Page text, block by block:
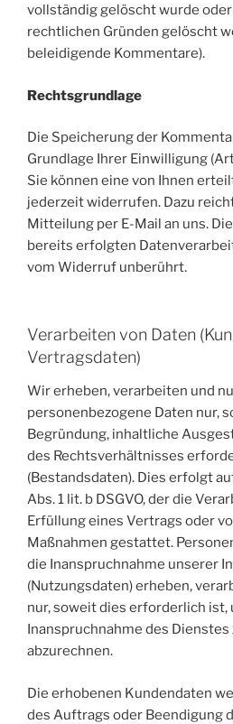
vollständig gelöscht wurde
rechtlichen Gründen gelöscht
beleidigende Kommentare).
Rechtsgrundlage
Die Speicherung der
Grundlage Ihrer Einwilligung
Sie können eine von Ihnen
jederzeit widerrufen. Dazu
Mitteilung per E-Mail an uns.
bereits erfolgten
vom Widerruf unberührt.
Verarbeiten von Daten
Vertragsdaten)
Wir erheben, verarbeiten und
personenbezogene Daten nur,
Begründung, inhaltliche
des Rechtsverhältnisses
(Bestandsdaten). Dies erfolgt
Abs. 1 lit. b DSGVO, der die
Erfüllung eines Vertrags oder
Maßnahmen gestattet.
die Inanspruchnahme unserer
(Nutzungsdaten) erheben,
nur, soweit dies erforderlich ist,
Inanspruchnahme des
abzurechnen.
Die erhobenen Kundendaten
des Auftrags oder Beendigung